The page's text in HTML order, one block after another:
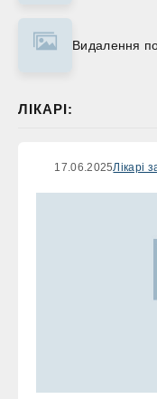
Видалення
ЛІКАРІ:
17.06.2025Лікарі